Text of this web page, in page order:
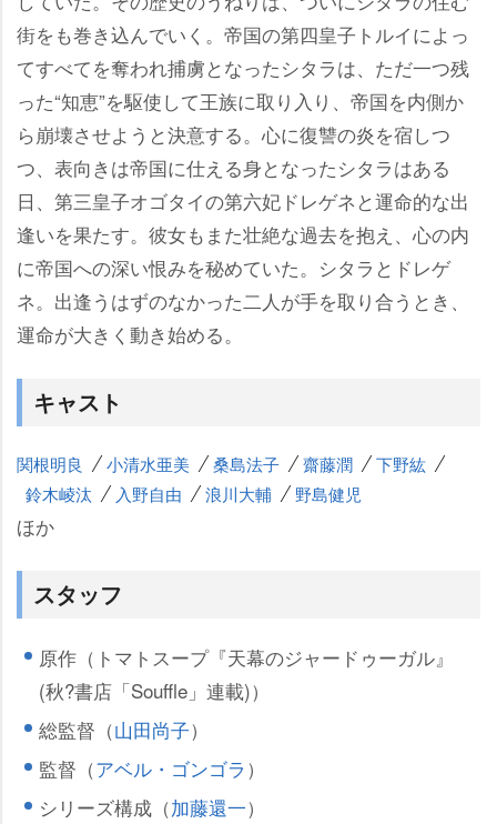
街をも巻き込んでいく。帝国の第四皇子トルイによっ
てすべてを奪われ捕虜となったシタラは、ただ一つ残
った“知恵”を駆使して王族に取り入り、帝国を内側か
ら崩壊させようと決意する。心に復讐の炎を宿しつ
つ、表向きは帝国に仕える身となったシタラはある
日、第三皇子オゴタイの第六妃ドレゲネと運命的な出
逢いを果たす。彼女もまた壮絶な過去を抱え、心の内
に帝国への深い恨みを秘めていた。シタラとドレゲ
ネ。出逢うはずのなかった二人が手を取り合うとき、
運命が大きく動き始める。
キャスト
関根明良 小清水亜美 桑島法子 齋藤潤
下野紘
鈴木崚汰
入野自由 浪川大輔 野島健児
ほか
スタッフ
原作（トマトスープ『天幕のジャードゥーガル』
(秋?書店「Souffle」連載)）
総監督（山田尚子）
監督（アベル・ゴンゴラ ）
シリーズ構成（加藤還一）